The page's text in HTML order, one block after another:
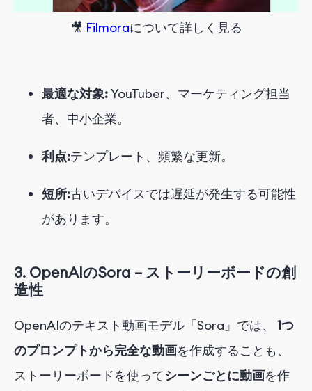
🎥 Filmoraについて詳しく 見る
最適な対象:YouTuber、マーケティング担当
者、中小企業。
利点:テンプレート、頻繁な更新。
短所:古いデバイスでは遅延が発生する可能性
があります。
3. OpenAIのSora – ストーリーボードの創
造性
OpenAIのテキスト動画モデル「Sora」では、
1つ
のプロンプトから完全な動画を作成することも、
ストーリーボードを使ってシーンごとに動画を作